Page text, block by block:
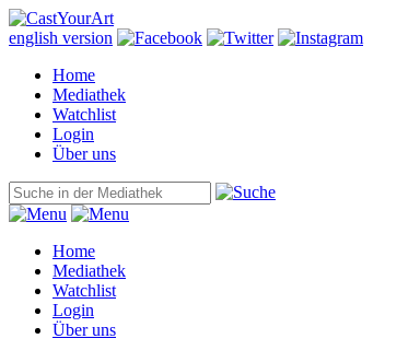
english version
Home
Mediathek
Watchlist
Login
Über uns
Home
Mediathek
Watchlist
Login
Über uns